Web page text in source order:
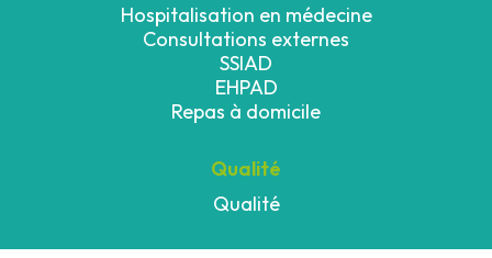
Hospitalisation en médecine
Consultations externes
SSIAD
EHPAD
Repas à domicile
Qualité
Qualité